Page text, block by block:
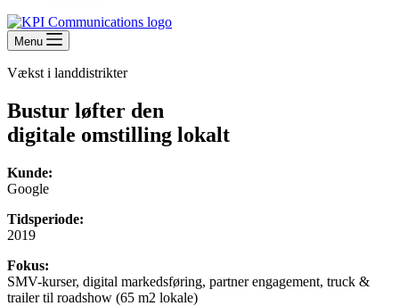
Menu
Vækst i landdistrikter
Bustur løfter den
digitale omstilling lokalt
Kunde:
Google
Tidsperiode:
2019
Fokus:
SMV-kurser, digital markedsføring, partner engagement, truck &
trailer til roadshow (65 m2 lokale)